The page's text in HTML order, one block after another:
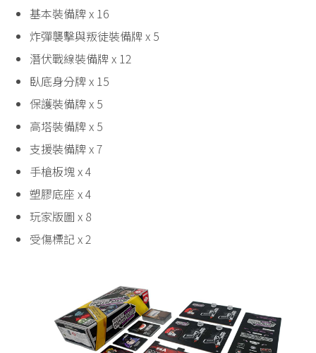
基本裝備牌 x 16
炸彈襲擊與叛徒裝備牌 x 5
潛伏戰線裝備牌 x 12
臥底身分牌 x 15
保護裝備牌 x 5
高塔裝備牌 x 5
支援裝備牌 x 7
手槍板塊 x 4
塑膠底座 x 4
玩家版圖 x 8
受傷標記 x 2